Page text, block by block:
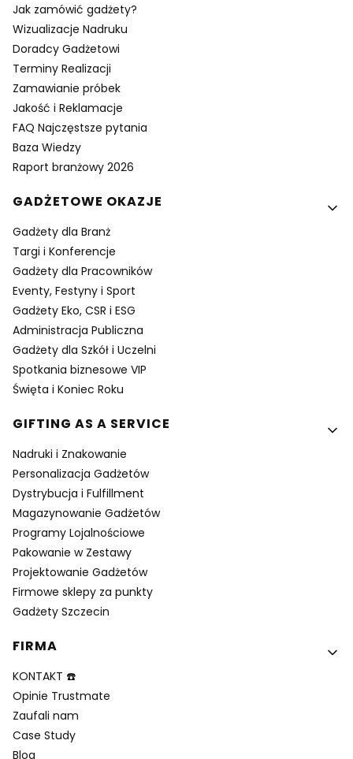
Jak zamówić gadżety?
Wizualizacje Nadruku
Doradcy Gadżetowi
Terminy Realizacji
Zamawianie próbek
Jakość i Reklamacje
FAQ Najczęstsze pytania
Baza Wiedzy
Raport branżowy 2026
GADŻETOWE OKAZJE
Gadżety dla Branż
Targi i Konferencje
Gadżety dla Pracowników
Eventy, Festyny i Sport
Gadżety Eko, CSR i ESG
Administracja Publiczna
Gadżety dla Szkół i Uczelni
Spotkania biznesowe VIP
Święta i Koniec Roku
GIFTING AS A SERVICE
Nadruki i Znakowanie
Personalizacja Gadżetów
Dystrybucja i Fulfillment
Magazynowanie Gadżetów
Programy Lojalnościowe
Pakowanie w Zestawy
Projektowanie Gadżetów
Firmowe sklepy za punkty
Gadżety Szczecin
FIRMA
KONTAKT ☎️
Opinie Trustmate
Zaufali nam
Case Study
Blog